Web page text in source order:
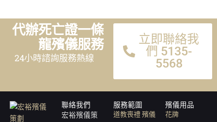
代辦死亡證一條
龍殯儀服務
24小時諮詢服務熱線
立即聯絡我
們 5135-
5568
聯絡我們
宏裕殯儀策
服務範圍
道教喪禮 殯儀
殯儀用品
花牌